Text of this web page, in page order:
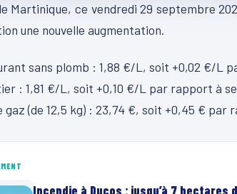
Martinique, ce vendredi 29 septembre
une nouvelle augmentation.
sans plomb : 1,88 €/L, soit +0,02 €/L
: 1,81 €/L, soit +0,10 €/L par rapport à
gaz (de 12,5 kg) : 23,74 €, soit +0,45 €
Incendie à Ducos : jusqu’à 7